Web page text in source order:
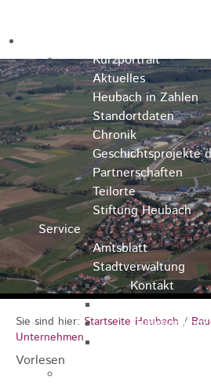
Kurzportrait
Aktuelles
Heubach in Zahlen
Standortdaten
Chronik
Geschichtsprojekte
Partnerschaften
Teilorte
Stiftung Heubach
Service
Amtsblatt
Stadtverwaltung
Kontakt
Rathausteam
Organigramm
Sie sind hier: Startseite Heubach /
Unternehmen
Vorlesen